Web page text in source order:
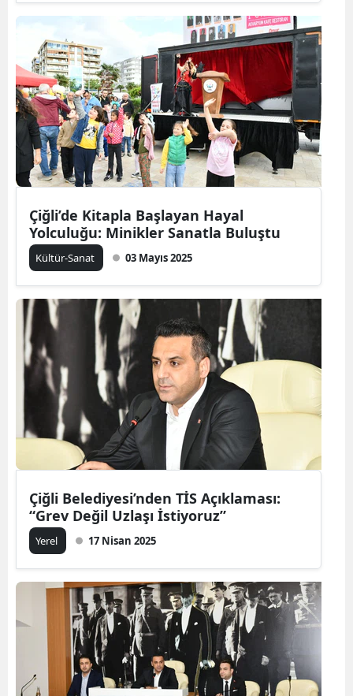
Çiğli’de Kitapla Başlayan Hayal
Yolculuğu: Minikler Sanatla Buluştu
Kültür-Sanat 03 Mayıs 2025
Çiğli Belediyesi’nden TİS Açıklaması:
“Grev Değil Uzlaşı İstiyoruz”
Yerel 17 Nisan 2025